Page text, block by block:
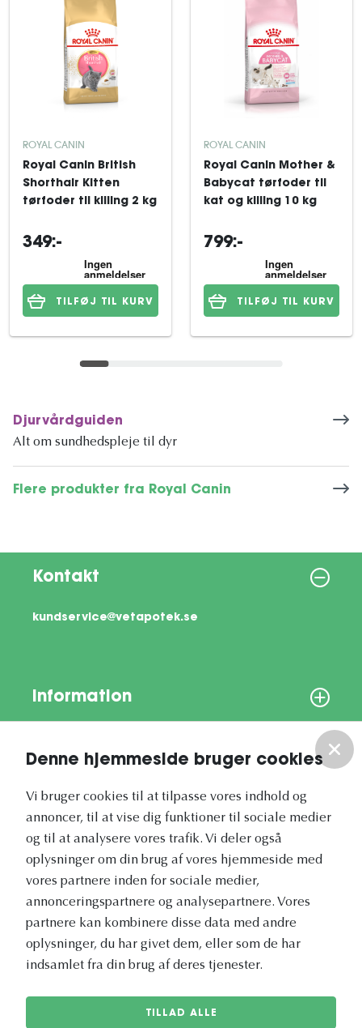
Denne hjemmeside bruger cookies
Vi bruger cookies til at tilpasse vores indhold og
annoncer, til at vise dig funktioner til sociale medier
og til at analysere vores trafik. Vi deler også
oplysninger om din brug af vores hjemmeside med
vores partnere inden for sociale medier,
annonceringspartnere og analysepartnere. Vores
partnere kan kombinere disse data med andre
oplysninger, du har givet dem, eller som de har
indsamlet fra din brug af deres tjenester.
TILLAD ALLE
ROYAL CANIN
Royal Canin British
Shorthair Kitten
tørfoder til killing 2 kg
349:-
TILFØJ TIL KURV
ROYAL CANIN
Royal Canin Mother &
Babycat tørfoder til
kat og killing 10 kg
799:-
TILFØJ TIL KURV
Djurvårdguiden
Alt om sundhedspleje til dyr
Flere produkter fra Royal Canin
Kontakt
kundservice@vetapotek.se
Information
Vores nyhedsbrev
Vetapotek.dk er en del af
Evidensia
Dyresundhedspleje